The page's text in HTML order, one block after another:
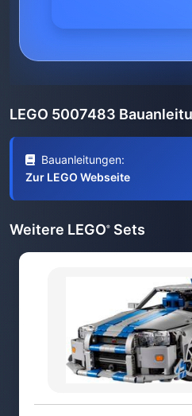
LEGO 5007483
Bauanleitungen:
Zur LEGO Webseite
Weitere LEGO® Sets